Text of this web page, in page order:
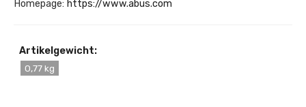
Homepage: https://www.abus.com
Artikelgewicht:
0,77 kg